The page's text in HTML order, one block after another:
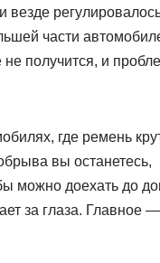
везде
части
получится, и
где ремень
вы останетесь,
можно доехать до
за глаза. Главное —